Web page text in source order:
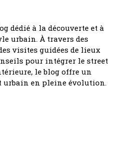
dédié à la découverte et à
urbain. À travers des
visites guidées de lieux
pour intégrer le street
le blog offre un
urbain en pleine évolution.